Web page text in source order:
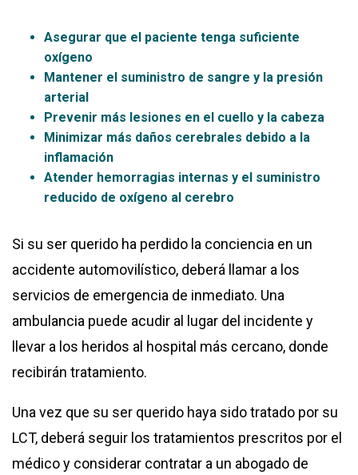
Asegurar que el paciente tenga suficiente
oxígeno
Mantener el suministro de sangre y la presión
arterial
Prevenir más lesiones en el cuello y la cabeza
Minimizar más daños cerebrales debido a la
inflamación
Atender hemorragias internas y el suministro
reducido de oxígeno al cerebro
Si su ser querido ha perdido la conciencia en un
accidente automovilístico, deberá llamar a los
servicios de emergencia de inmediato. Una
ambulancia puede acudir al lugar del incidente y
llevar a los heridos al hospital más cercano, donde
recibirán tratamiento.
Una vez que su ser querido haya sido tratado por su
LCT, deberá seguir los tratamientos prescritos por el
médico y considerar contratar a un abogado de